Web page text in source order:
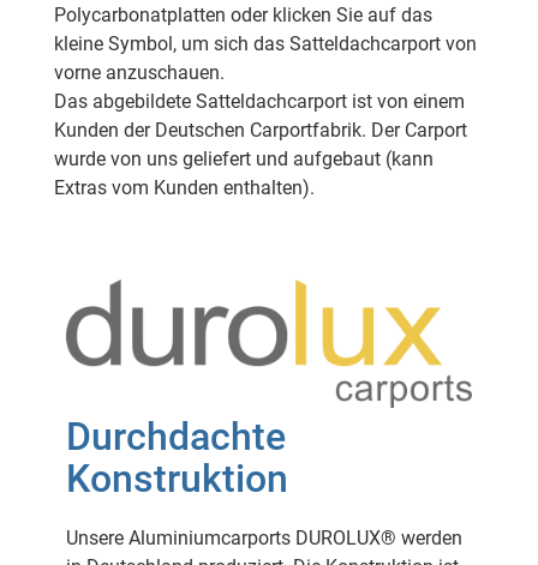
Polycarbonatplatten oder klicken Sie auf das
kleine Symbol, um sich das Satteldachcarport von
vorne anzuschauen.
Das abgebildete Satteldachcarport ist von einem
Kunden der Deutschen Carportfabrik. Der Carport
wurde von uns geliefert und aufgebaut (kann
Extras vom Kunden enthalten).
Durchdachte
Konstruktion
Unsere Aluminiumcarports DUROLUX® werden